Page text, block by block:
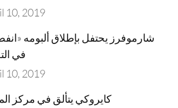
10, 2019
شارموفرز يحتفل بإطلاق ألبومه
في
10, 2019
كايروكي يتألق في مركز